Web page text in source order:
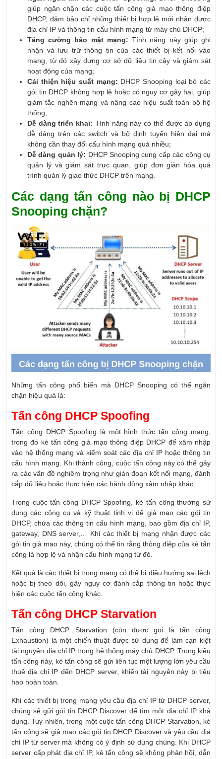
giúp ngăn chặn các cuộc tấn công giả mạo thông điệp
DHCP, đảm bảo chỉ những thiết bị hợp lệ mới nhận được
địa chỉ IP và thông tin cấu hình mạng từ máy chủ DHCP;
Tăng cường bảo mật mạng: Tính năng này giúp ghi
nhận và lưu trữ thông tin của các thiết bị kết nối vào
mạng, từ đó xây dựng cơ sở dữ liệu tin cậy và giám sát
hoạt động của mạng;
Cải thiện hiệu suất mạng: DHCP Snooping loại bỏ các
gói tin DHCP không hợp lệ hoặc có nguy cơ gây hại, giúp
giảm tắc nghẽn mạng và nâng cao hiệu suất toàn bộ hệ
thống;
Dễ dàng triển khai: Tính năng này có thể được áp dụng
dễ dàng trên các switch và bộ định tuyến hiện đại mà
không cần thay đổi cấu hình mạng quá nhiều;
Dễ dàng quản lý: DHCP Snooping cung cấp các công cụ
quản lý và giám sát trực quan, giúp đơn giản hóa quá
trình quản lý giao thức DHCP trên mạng.
Các dạng tấn công nào bị DHCP
Snooping chặn?
Những tấn công phổ biến mà DHCP Snooping có thể ngăn
chặn hiệu quả là:
Tấn công DHCP Spoofing
Tấn công DHCP Spoofing là một hình thức tấn công mạng,
trong đó kẻ tấn công giả mạo thông điệp DHCP để xâm nhập
vào hệ thống mạng và kiểm soát các địa chỉ IP hoặc thông tin
cấu hình mạng. Khi thành công, cuộc tấn công này có thể gây
ra các vấn đề nghiêm trọng như gián đoạn kết nối mạng, đánh
cắp dữ liệu hoặc thực hiện các hành động xâm nhập khác.
Trong cuộc tấn công DHCP Spoofing, kẻ tấn công thường sử
dụng các công cụ và kỹ thuật tinh vi để giả mạo các gói tin
DHCP, chứa các thông tin cấu hình mạng, bao gồm địa chỉ IP,
gateway, DNS server,… Khi các thiết bị mạng nhận được các
gói tin giả mạo này, chúng có thể tin rằng thông điệp của kẻ tấn
công là hợp lệ và nhận cấu hình mạng từ đó.
Kết quả là các thiết bị trong mạng có thể bị điều hướng sai lệch
hoặc bị theo dõi, gây nguy cơ đánh cắp thông tin hoặc thực
hiện các cuộc tấn công khác.
Tấn công DHCP Starvation
Tấn công DHCP Starvation (còn được gọi là tấn công
Exhaustion) là một chiến thuật được sử dụng để làm cạn kiệt
tài nguyên địa chỉ IP trong hệ thống máy chủ DHCP. Trong kiểu
tấn công này, kẻ tấn công sẽ gửi liên tục một lượng lớn yêu cầu
thuê địa chỉ IP đến DHCP server, khiến tài nguyên này bị tiêu
hao hoàn toàn.
Khi các thiết bị trong mạng yêu cầu địa chỉ IP từ DHCP server,
chúng sẽ gửi gói tin DHCP Discover để tìm một địa chỉ IP khả
dụng. Tuy nhiên, trong một cuộc tấn công DHCP Starvation, kẻ
tấn công sẽ giả mạo các gói tin DHCP Discover và yêu cầu địa
chỉ IP từ server mà không có ý định sử dụng chúng. Khi DHCP
server cấp phát địa chỉ IP, kẻ tấn công sẽ không phản hồi, dẫn